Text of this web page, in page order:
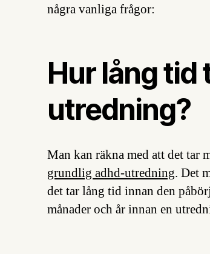
några vanliga frågor:
Hur lång tid
utredning?
Man kan räkna med att det tar
grundlig adhd-utredning. Det
det tar lång tid innan den
månader och år innan en